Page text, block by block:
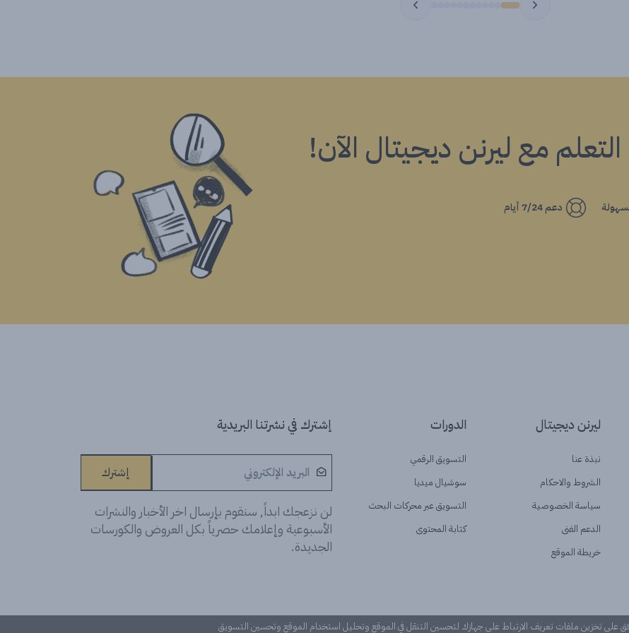
مع ليرنن ديجيتال الآن!
دعم 7/24 أيام
ليرنن ديجيتال
نبذة عنا
الشروط والاحكام
سياسة الخصوصية
الدعم الفنى
خريطة الموقع
الدورات
التسويق الرقمي
سوشيال ميديا
التسويق عبر محركات البحث
كتابة المحتوى
إشترك في نشرتنا البريدية
إشترك
لن نزعجك ابداً, سنقوم بإرسال اخر الأخبار والنشرات
الأسبوعية وإعلامك حصرياً بكل العروض والكورسات
الجديدة.
على تخزين ملفات تعريف الارتباط على جهازك لتحسين التنقل في الموقع وتحليل استخدام الموقع وتحسين التسويق